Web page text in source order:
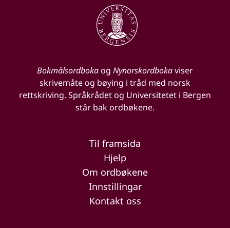
Bokmålsordbokaog Nynorskordbokaviser
skrivemåte og bøying i tråd med norsk
rettskriving. Språkrådet og Universitetet i Bergen
står bak ordbøkene.
Til framsida
Hjelp
Om ordbøkene
Innstillingar
Kontakt oss